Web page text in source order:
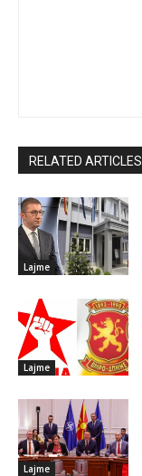
RELATED ARTICLES
Lajme
Lajme
Lajme